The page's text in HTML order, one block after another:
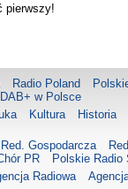
pierwszy!
Radio Poland
DAB+ w Polsce
Kultura
Historia
Red. Gospodarcza
PR
Polskie Radio
Radiowa